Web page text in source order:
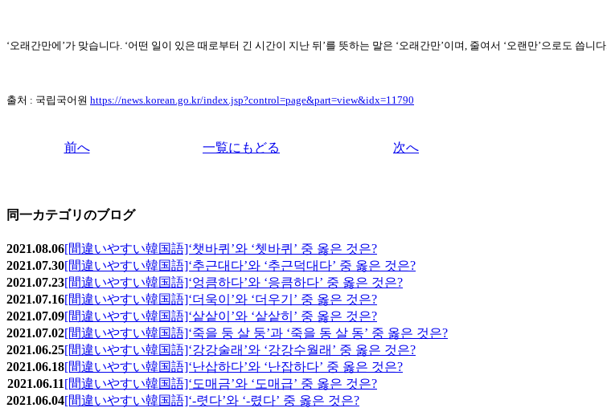
‘오래간만에’가 맞습니다. ‘어떤 일이 있은 때로부터 긴 시간이 지난 뒤’를 뜻하는 말은 ‘오래간만’이며, 줄여서 ‘오랜만’으로도 씁니다.
출처 : 국립국어원 https://news.korean.go.kr/index.jsp?control=page&part=view&idx=11790
前へ 一覧にもどる 次へ
同一カテゴリのブログ
2021.08.06[間違いやすい韓国語]‘챗바퀴’와 ‘쳇바퀴’ 중 옳은 것은?
2021.07.30[間違いやすい韓国語]‘추근대다’와 ‘추근덕대다’ 중 옳은 것은?
2021.07.23[間違いやすい韓国語]‘엉큼하다’와 ‘응큼하다’ 중 옳은 것은?
2021.07.16[間違いやすい韓国語]‘더욱이’와 ‘더우기’ 중 옳은 것은?
2021.07.09[間違いやすい韓国語]‘샅샅이’와 ‘샅샅히’ 중 옳은 것은?
2021.07.02[間違いやすい韓国語]‘죽을 둥 살 둥’과 ‘죽을 동 살 동’ 중 옳은 것은?
2021.06.25[間違いやすい韓国語]‘강강술래’와 ‘강강수월래’ 중 옳은 것은?
2021.06.18[間違いやすい韓国語]‘난삽하다’와 ‘난잡하다’ 중 옳은 것은?
2021.06.11[間違いやすい韓国語]‘도매금’와 ‘도매급’ 중 옳은 것은?
2021.06.04[間違いやすい韓国語]‘-렷다’와 ‘-렸다’ 중 옳은 것은?